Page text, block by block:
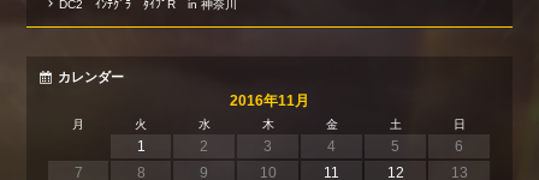
DC2 ｲﾝﾃｸﾞﾗ ﾀｲﾌﾟR in 神奈川
カレンダー
2016年11月
月 火 水 木 金 土 日
1 2 3 4 5
6
7
8 9 10 11 12
13